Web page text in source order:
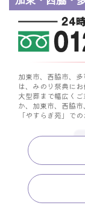
加東市、西脇市、
は、みのり祭典にお
大型葬まで幅広くご
か、加東市、西脇市
「やすらぎ苑」で